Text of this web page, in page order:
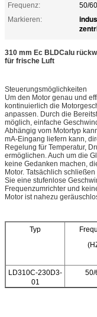
Frequenz:
50/
Markieren:
310 mm Ec BLDCalu
für frische Luft
Steuerungsmöglichkeiten
Um den Motor genau und
kontinuierlich die
anpassen. Durch die
möglich, einfache
Abhängig vom Motortyp
mA-Eingang liefern kann,
Regelung für Temperatur,
ermöglichen. Auch um die
keine Gedanken machen,
Motor. Tatsächlich
Sie eine stufenlose
Frequenzumrichter und
Motor ist nahezu
Typ
LD310C-230D3-
01
50/